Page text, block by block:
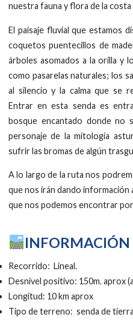
nuestra fauna y flora de la
El paisaje fluvial que estamos
coquetos puentecillos de
árboles asomados a la orilla y
como pasarelas naturales; los
al silencio y la calma que se
Entrar en esta senda es
bosque encantado donde no
personaje de la mitología
sufrir las bromas de algún
A lo largo de la ruta nos
que nos irán dando información
que nos podemos encontrar
Recorrido: Lineal.
Desnivel positivo: 150m. aprox
Longitud: 10 km aprox
Tipo de terreno: senda de